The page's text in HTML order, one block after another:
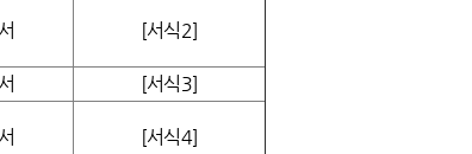
[서식2]
[서식3]
[서식4]